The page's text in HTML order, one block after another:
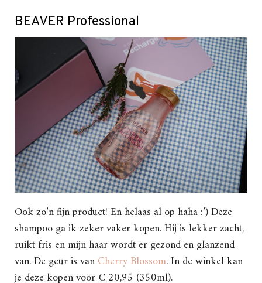
BEAVER Professional
Ook zo’n fijn product! En helaas al op haha :’) Deze
shampoo ga ik zeker vaker kopen. Hij is lekker zacht,
ruikt fris en mijn haar wordt er gezond en glanzend
van. De geur is vanCherry Blossom. In de winkel kan
je deze kopen voor € 20,95 (350ml).